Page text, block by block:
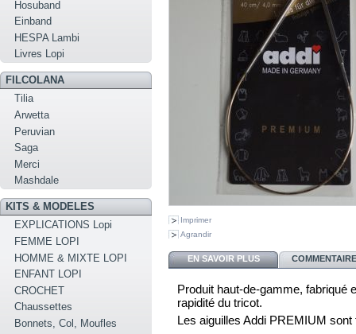
Hosuband
Einband
HESPA Lambi
Livres Lopi
FILCOLANA
Tilia
Arwetta
Peruvian
Saga
Merci
Mashdale
KITS & MODELES
EXPLICATIONS Lopi
FEMME LOPI
HOMME & MIXTE LOPI
ENFANT LOPI
CROCHET
Chaussettes
Bonnets, Col, Moufles
Imprimer
Agrandir
EN SAVOIR PLUS
Produit haut-de-gamme, fabriqué
rapidité du tricot.
Les aiguilles Addi PREMIUM